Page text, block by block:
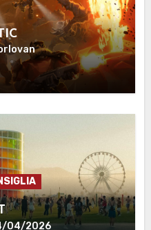
04/2026